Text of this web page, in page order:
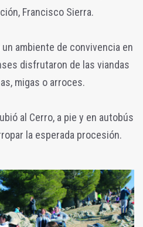
Francisco Sierra.
ambiente de convivencia en
disfrutaron de las viandas
migas o arroces.
al Cerro, a pie y en autobús
la esperada procesión.